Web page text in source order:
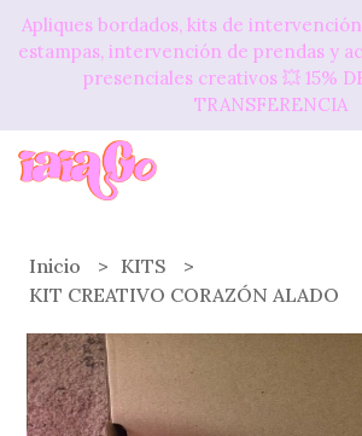
Apliques bordados, kits de
estampas, intervención de prendas y
presenciales creativos 💥​ 15%
TRANSFERENCIA
Inicio
KITS
KIT CREATIVO CORAZÓN ALADO